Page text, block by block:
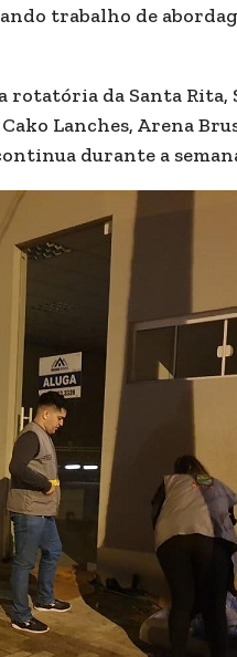
trabalho de
rotatória da Santa Rita,
Lanches, Arena
durante a